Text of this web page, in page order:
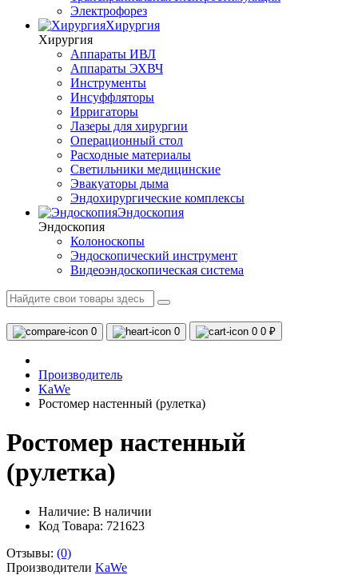
Электрофорез
Хирургия
Хирургия
Аппараты ИВЛ
Аппараты ЭХВЧ
Инструменты
Инсуффляторы
Ирригаторы
Лазеры для хирургии
Операционный стол
Расходные материалы
Светильники медицинские
Эвакуаторы дыма
Эндохирургические комплексы
Эндоскопия
Эндоскопия
Колоноскопы
Эндоскопический инструмент
Видеоэндоскопическая система
0 0 0 0 ₽
Производитель
KaWe
Ростомер настенный (рулетка)
Ростомер настенный
(рулетка)
Наличие: В наличии
Код Товара: 721623
Отзывы: (0)
Производители KaWe